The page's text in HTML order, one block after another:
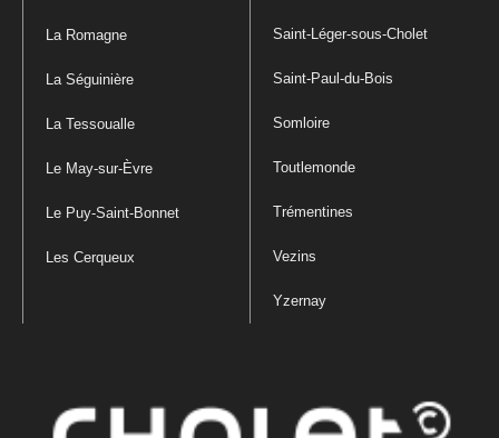
La Romagne
La Séguinière
La Tessoualle
Le May-sur-Èvre
Le Puy-Saint-Bonnet
Les Cerqueux
Saint-Léger-sous-Cholet
Saint-Paul-du-Bois
Somloire
Toutlemonde
Trémentines
Vezins
Yzernay